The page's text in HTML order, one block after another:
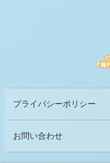
プライバシーポリシー
お問い合わせ